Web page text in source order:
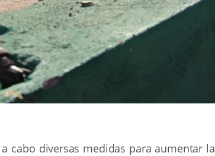
cabo diversas medidas para aumentar